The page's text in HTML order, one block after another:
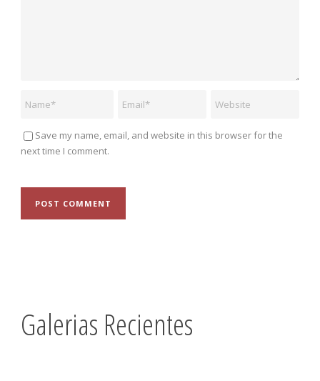
Save my name, email, and website in this browser for the
next time I comment.
Galerias Recientes